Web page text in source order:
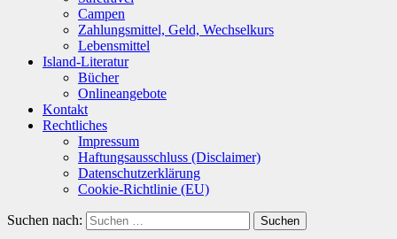
Campen
Zahlungsmittel, Geld, Wechselkurs
Lebensmittel
Island-Literatur
Bücher
Onlineangebote
Kontakt
Rechtliches
Impressum
Haftungsausschluss (Disclaimer)
Datenschutzerklärung
Cookie-Richtlinie (EU)
Suchen nach: